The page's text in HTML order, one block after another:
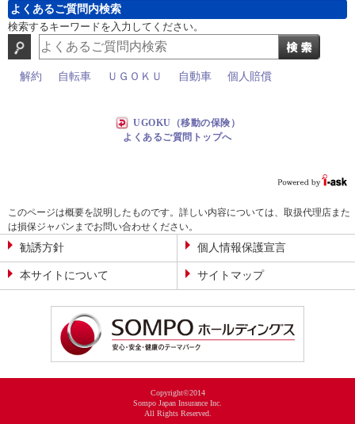
よくあるご質問内検索
検索するキーワードを入力してください。
解約 自転車 ＵＧＯＫＵ 自動車 個人賠償
UGOKU（移動の保険）
よくあるご質問トップへ
このページは概要を説明したものです。詳しい内容については、取扱代理店また
は損保ジャパンまでお問い合わせください。
勧誘方針 個人情報保護宣言
本サイトについて サイトマップ
Copyright©2014
Sompo Japan Insurance Inc.
All Rights Reserved.